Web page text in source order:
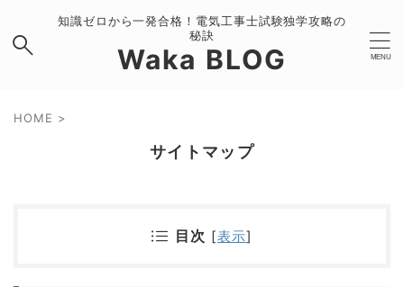
知識ゼロから一発合格！電気工事士試験独学攻略の
秘訣
Waka BLOG
HOME >
サイトマップ
目次 [表示]